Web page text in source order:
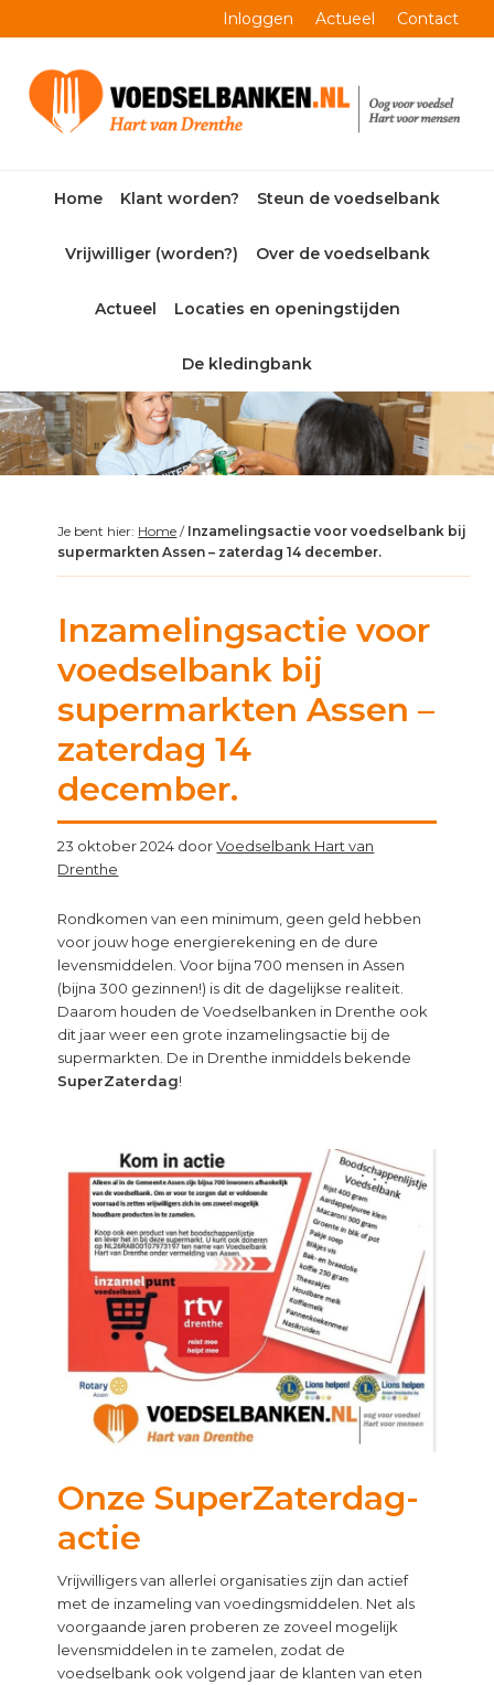
to
navigation
to
content
to
sidebar
to
Inloggen Actueel Contact
Home Klant worden? Steun de voedselbank
Vrijwilliger (worden?) Over de voedselbank
Actueel Locaties en openingstijden
De kledingbank
Je bent hier: Home / Inzamelingsactie voor voedselbank bij
supermarkten Assen – zaterdag 14 december.
Inzamelingsactie voor
voedselbank bij
supermarkten Assen –
zaterdag 14
december.
23 oktober 2024 doorVoedselbank Hart van
Drenthe
Rondkomen van een minimum, geen geld hebben
voor jouw hoge energierekening en de dure
levensmiddelen. Voor bijna 700 mensen in Assen
(bijna 300 gezinnen!) is dit de dagelijkse realiteit.
Daarom houden de Voedselbanken in Drenthe ook
dit jaar weer een grote inzamelingsactie bij de
supermarkten. De in Drenthe inmiddels bekende
SuperZaterdag!
Onze SuperZaterdag-
actie
Vrijwilligers van allerlei organisaties zijn dan actief
met de inzameling van voedingsmiddelen. Net als
voorgaande jaren proberen ze zoveel mogelijk
levensmiddelen in te zamelen, zodat de
voedselbank ook volgend jaar de klanten van eten